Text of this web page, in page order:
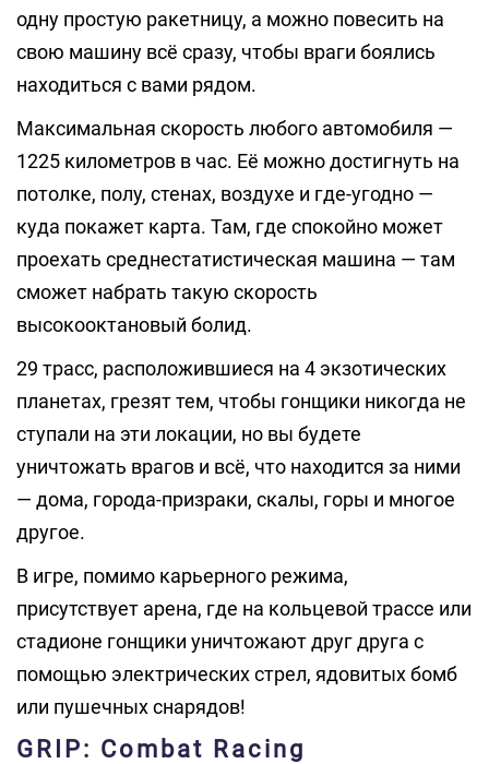
одну простую ракетницу, а можно повесить на
свою машину всё сразу, чтобы враги боялись
находиться с вами рядом.
Максимальная скорость любого автомобиля —
1225 километров в час. Её можно достигнуть на
потолке, полу, стенах, воздухе и где-угодно —
куда покажет карта. Там, где спокойно может
проехать среднестатистическая машина — там
сможет набрать такую скорость
высокооктановый болид.
29 трасс, расположившиеся на 4 экзотических
планетах, грезят тем, чтобы гонщики никогда не
ступали на эти локации, но вы будете
уничтожать врагов и всё, что находится за ними
— дома, города-призраки, скалы, горы и многое
другое.
В игре, помимо карьерного режима,
присутствует арена, где на кольцевой трассе или
стадионе гонщики уничтожают друг друга с
помощью электрических стрел, ядовитых бомб
или пушечных снарядов!
GRIP: Combat Racing